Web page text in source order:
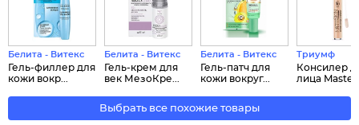
Белита - Витекс
Гель-филлер для
кожи вокр...
Белита - Витекс
Гель-крем для
век МезоКре...
Белита - Витекс
Гель-патч для
кожи вокруг...
Триумф
Консилер
лица Master
Выбрать все похожие товары